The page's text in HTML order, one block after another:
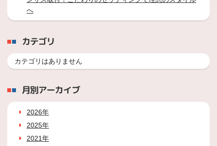
へ
カテゴリ
カテゴリはありません
月別アーカイブ
2026年
2025年
2021年